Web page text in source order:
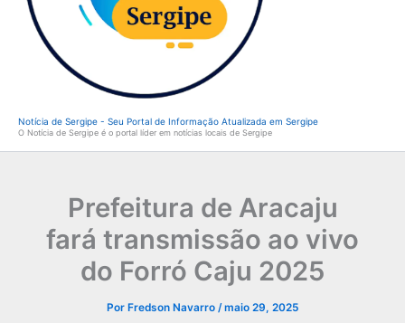
Notícia de Sergipe - Seu Portal de Informação Atualizada em Sergipe
O Notícia de Sergipe é o portal líder em notícias locais de Sergipe
Prefeitura de Aracaju
fará transmissão ao vivo
do Forró Caju 2025
Por Fredson Navarro /maio 29, 2025